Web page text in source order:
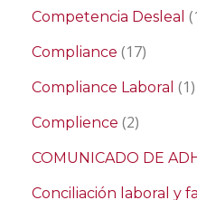
Competencia Desleal
Compliance (17)
Compliance Laboral (1)
Complience (2)
COMUNICADO DE
Conciliación laboral y